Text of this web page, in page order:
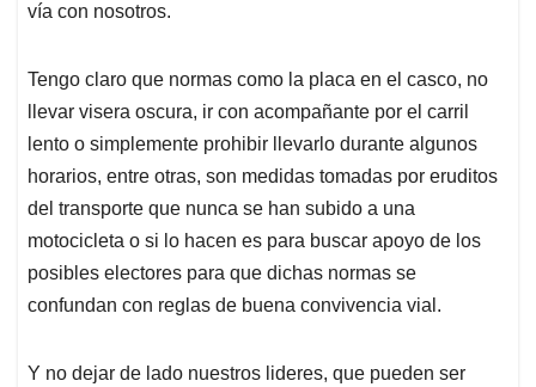
vía con nosotros.
Tengo claro que normas como la placa en el casco, no
llevar visera oscura, ir con acompañante por el carril
lento o simplemente prohibir llevarlo durante algunos
horarios, entre otras, son medidas tomadas por eruditos
del transporte que nunca se han subido a una
motocicleta o si lo hacen es para buscar apoyo de los
posibles electores para que dichas normas se
confundan con reglas de buena convivencia vial.
Y no dejar de lado nuestros lideres, que pueden ser